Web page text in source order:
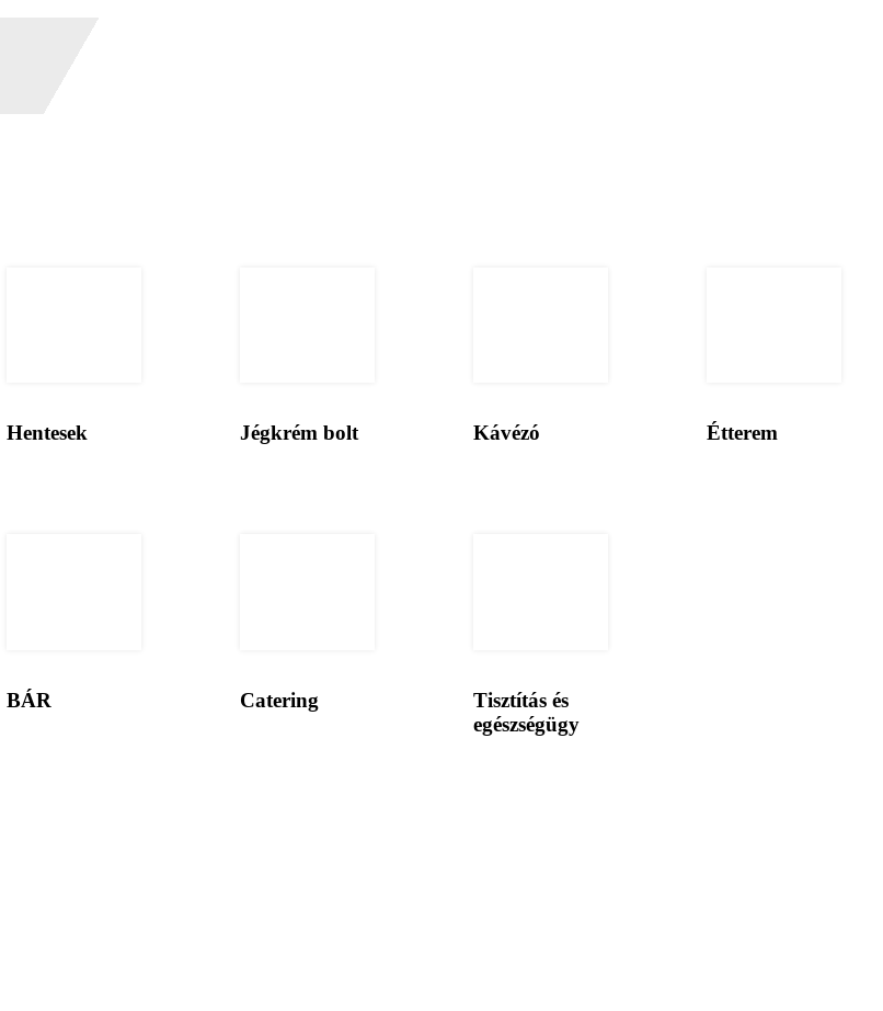
Hentesek Jégkrém bolt Kávézó Étterem
BÁR Catering
Tisztítás és
egészségügy